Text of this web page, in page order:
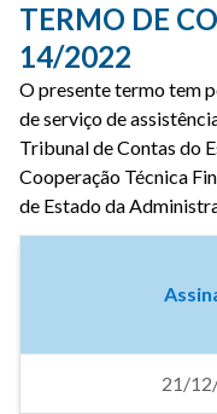
TERMO DE
14/2022
O presente termo tem
de serviço de
Tribunal de Contas do
Cooperação Técnica
de Estado da
21/